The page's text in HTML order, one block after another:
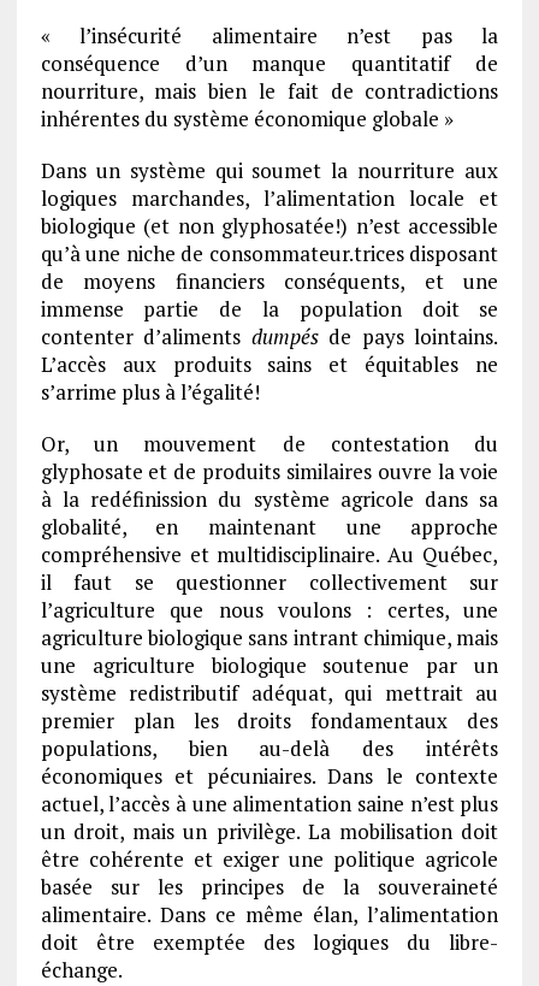
« l’insécurité alimentaire n’est pas la
conséquence d’un manque quantitatif de
nourriture, mais bien le fait de contradictions
inhérentes du système économique globale »
Dans un système qui soumet la nourriture aux
logiques marchandes, l’alimentation locale et
biologique (et non glyphosatée!) n’est accessible
qu’à une niche de consommateur.trices disposant
de moyens financiers conséquents, et une
immense partie de la population doit se
contenter d’aliments dumpésde pays lointains.
L’accès aux produits sains et équitables ne
s’arrime plus à l’égalité!
Or, un mouvement de contestation du
glyphosate et de produits similaires ouvre la voie
à la redéfinission du système agricole dans sa
globalité, en maintenant une approche
compréhensive et multidisciplinaire. Au Québec,
il faut se questionner collectivement sur
l’agriculture que nous voulons : certes, une
agriculture biologique sans intrant chimique, mais
une agriculture biologique soutenue par un
système redistributif adéquat, qui mettrait au
premier plan les droits fondamentaux des
populations, bien au-delà des intérêts
économiques et pécuniaires. Dans le contexte
actuel, l’accès à une alimentation saine n’est plus
un droit, mais un privilège. La mobilisation doit
être cohérente et exiger une politique agricole
basée sur les principes de la souveraineté
alimentaire. Dans ce même élan, l’alimentation
doit être exemptée des logiques du libre-
échange.